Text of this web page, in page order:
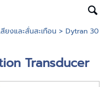
ยงและสั่นสะเทือน > Dytran 30
Transducer